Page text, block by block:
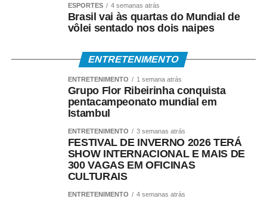
ESPORTES 4 semanas atrás
Brasil vai às quartas do Mundial de
vôlei sentado nos dois naipes
ENTRETENIMENTO
ENTRETENIMENTO 1 semana atrás
Grupo Flor Ribeirinha conquista
pentacampeonato mundial em
Istambul
ENTRETENIMENTO 3 semanas atrás
FESTIVAL DE INVERNO 2026 TERÁ
SHOW INTERNACIONAL E MAIS DE
300 VAGAS EM OFICINAS
CULTURAIS
ENTRETENIMENTO 4 semanas atrás